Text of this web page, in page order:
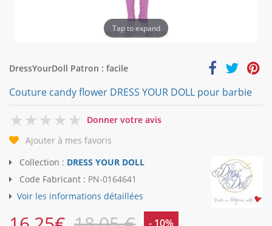
Tap to expand
DressYourDoll Patron : facile
Couture candy flower DRESS YOUR DOLL pour barbie
0
Donner votre avis
Ajouter à mes favoris
Collection : DRESS YOUR DOLL
Code Fabricant : PN-0164641
Voir les informations détaillées
- 10%